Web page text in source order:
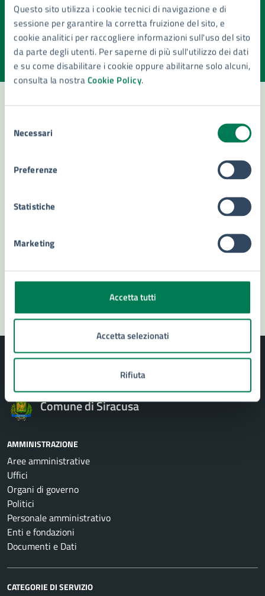
Questo sito utilizza i cookie tecnici di navigazione e di
sessione per garantire la corretta fruizione del sito, e
cookie analitici per raccogliere informazioni sull'uso del sito
da parte degli utenti. Per saperne di più sull'utilizzo dei dati
e su come disabilitare i cookie oppure abilitarne solo alcuni,
consulta la nostraCookie Policy.
delNecessari
Preferenze
Statistiche
Marketing
Accetta tutti
Accetta selezionati
Rifiuta
Quanto sono chiare le informazioni su questa
pagina?
Valuta la chiarezza delle informazioni (da 1 a 5 stelle)
Seleziona il numero di stelle per valutare la chiarezza delle
Valuta 5 stelle su 5
Valuta 4 stelle su 5
Valuta 3 stelle su 5
Valuta 2 stelle su 5
Valuta 1 stelle su 5
Contatta il comune
Numero verde 800299507
Segnala disservizio
Comune di Siracusa
AMMINISTRAZIONE
Aree amministrative
Uffici
Organi di governo
Politici
Personale amministrativo
Enti e fondazioni
Documenti e Dati
CATEGORIE DI SERVIZIO